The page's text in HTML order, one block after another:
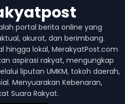
portal berita online yang
akurat, dan berimbang.
hingga lokal, MerakyatPost.com
aspirasi rakyat, mengungkap
liputan UMKM, tokoh daerah,
Menyuarakan Kebenaran,
Suara Rakyat.